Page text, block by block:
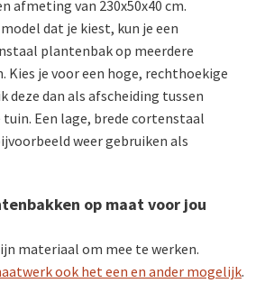
afmeting van 230x50x40 cm.
dat je kiest, kun je een
plantenbak op meerdere
Kies je voor een hoge, rechthoekige
deze dan als afscheiding tussen
tuin. Een lage, brede cortenstaal
weer gebruiken als
op maat voor jou
materiaal om mee te werken.
ook het een en ander mogelijk.